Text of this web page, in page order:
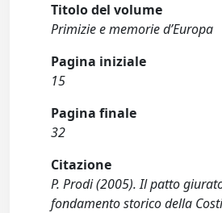
Titolo del volume
Primizie e memorie d’Europa
Pagina iniziale
15
Pagina finale
32
Citazione
P. Prodi (2005). Il patto
fondamento storico della